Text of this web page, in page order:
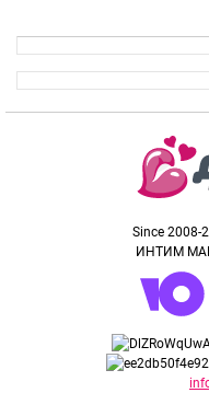
Since 2008-
ИНТИМ